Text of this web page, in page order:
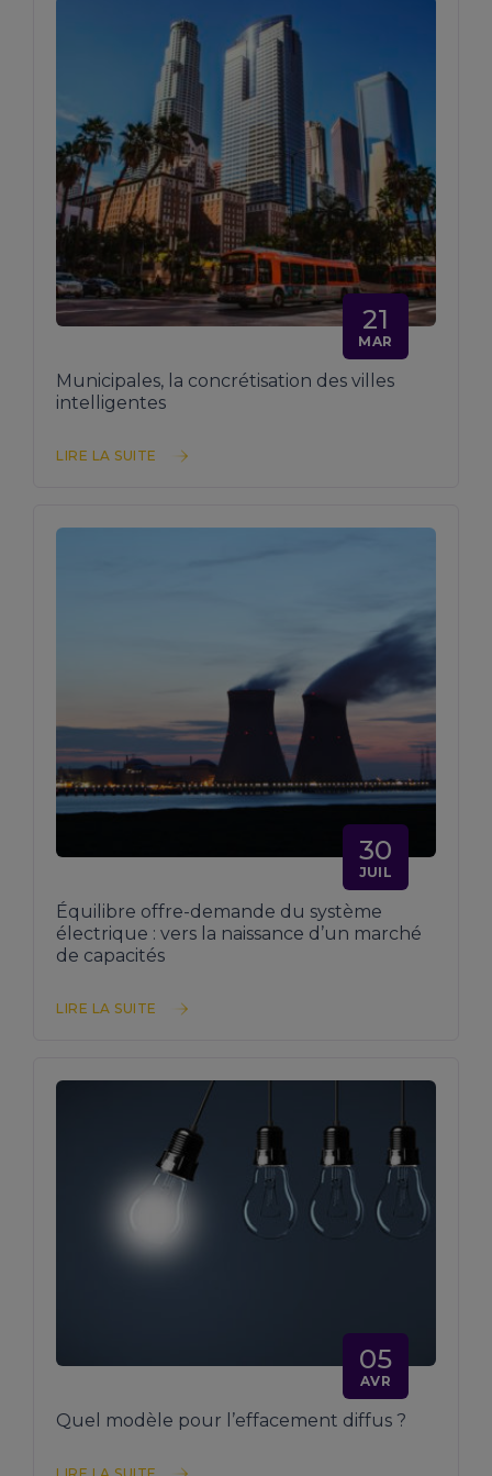
21
MAR
Municipales, la concrétisation des villes
intelligentes
LIRE LA SUITE
30
JUIL
Équilibre offre-demande du système
électrique : vers la naissance d’un marché
de capacités
LIRE LA SUITE
05
AVR
Quel modèle pour l’effacement diffus ?